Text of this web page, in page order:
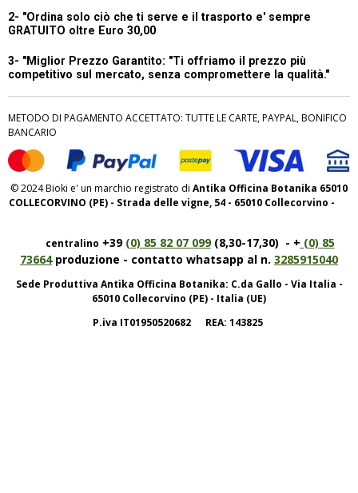
2- "Ordina solo ciò che ti serve e il trasporto e' sempre
GRATUITO oltre Euro 30,00
3- "Miglior Prezzo Garantito: "Ti offriamo il prezzo più
competitivo sul mercato, senza compromettere la qualità."
METODO DI PAGAMENTO ACCETTATO: TUTTE LE CARTE, PAYPAL, BONIFICO
BANCARIO
© 2024 Bioki e' un marchio registrato di Antika Officina Botanika 65010
COLLECORVINO (PE) - Strada delle vigne, 54 - 65010 Collecorvino -
centralino +39 (0) 85 82 07 099(8,30-17,30) - + (0) 85
73664produzione - contatto whatsapp al n. 3285915040
Sede Produttiva Antika Officina Botanika: C.da Gallo - Via Italia -
65010 Collecorvino (PE) - Italia (UE)
P.iva IT01950520682 REA: 143825